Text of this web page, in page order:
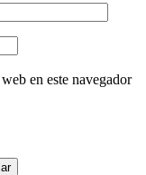
en este navegador